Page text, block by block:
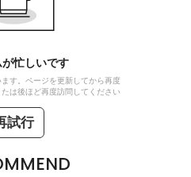
が忙しいです
す。ページを更新してから再度
は後ほど再度訪問してください
試行